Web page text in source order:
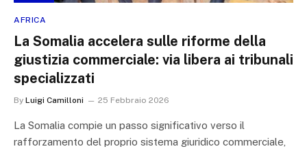
AFRICA
La Somalia accelera sulle riforme della
giustizia commerciale: via libera ai tribunali
specializzati
By Luigi Camilloni 25 Febbraio 2026
La Somalia compie un passo significativo verso il
rafforzamento del proprio sistema giuridico commerciale,